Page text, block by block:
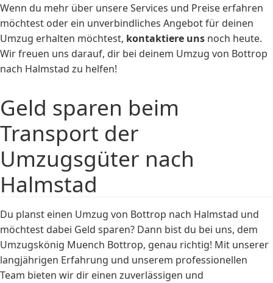
Wenn du mehr über unsere Services und Preise erfahren
möchtest oder ein unverbindliches Angebot für deinen
Umzug erhalten möchtest, kontaktiere uns noch heute.
Wir freuen uns darauf, dir bei deinem Umzug von Bottrop
nach Halmstad zu helfen!
Geld sparen beim
Transport der
Umzugsgüter nach
Halmstad
Du planst einen Umzug von Bottrop nach Halmstad und
möchtest dabei Geld sparen? Dann bist du bei uns, dem
Umzugskönig Muench Bottrop, genau richtig! Mit unserer
langjährigen Erfahrung und unserem professionellen
Team bieten wir dir einen zuverlässigen und